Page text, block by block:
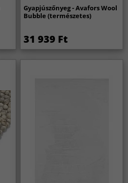
Gyapjúszőnyeg - Avafors Wool
Bubble (természetes)
31 939 Ft